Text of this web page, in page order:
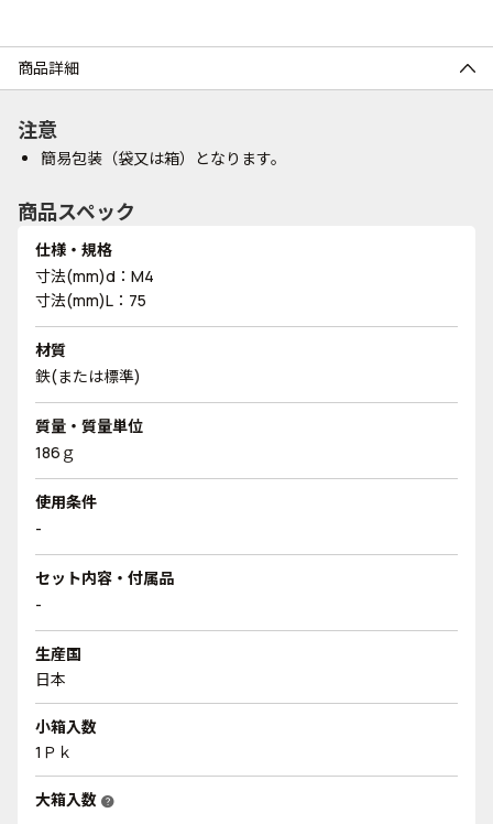
商品詳細
注意
簡易包装（袋又は箱）となります。
商品スペック
仕様・規格
寸法(mm)d：M4
寸法(mm)L：75
材質
鉄(または標準)
質量・質量単位
186ｇ
使用条件
-
セット内容・付属品
-
生産国
日本
小箱入数
1Ｐｋ
大箱入数 help